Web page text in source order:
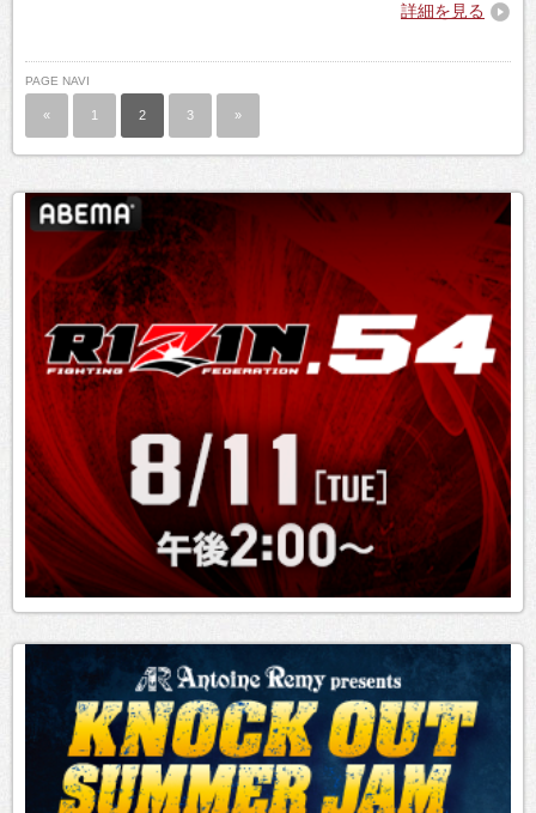
詳細を見る
PAGE NAVI
« 1 2 3 »